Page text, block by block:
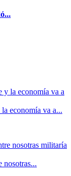
economía va a...
nosotras...